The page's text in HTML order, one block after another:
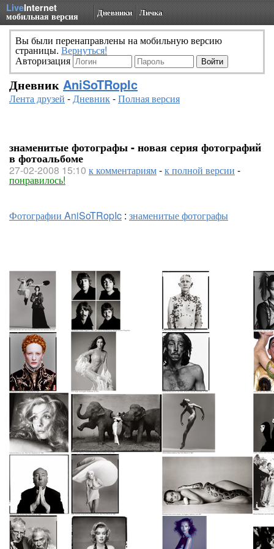
LiveInternet
мобильная версия Дневники Личка
Вы были перенаправлены на мобильную версию
страницы. Вернуться!
Авторизация
Дневник AniSoTRopIc
Лента друзей -Дневник-Полная версия
знаменитые фотографы - новая серия фотографий
в фотоальбоме
27-02-2008 15:10 к комментариям-к полной версии -
понравилось!
Фотографии AniSoTRopIc : знаменитые фотографы